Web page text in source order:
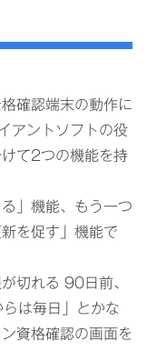
確認端末の動作に
アントソフトの役
て2つの機能を持
」機能、もう一つ
を促す」機能で
切れる 90日前、
は毎日」とかな
資格確認の画面を